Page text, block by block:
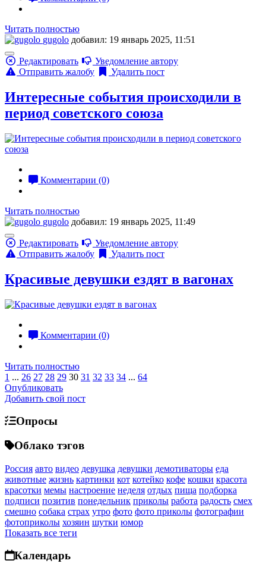
Читать полностью
gugolo добавил: 19 январь 2025, 11:51
Редактировать
Уведомление автору
Отправить жалобу
Удалить пост
Интересные события происходили в
период советского союза
Комментарии (0)
Читать полностью
gugolo добавил: 19 январь 2025, 11:49
Редактировать
Уведомление автору
Отправить жалобу
Удалить пост
Красивые девушки ездят в вагонах
Комментарии (0)
Читать полностью
1 ... 26 27 28 29 30 31 32 33 34 ... 64
Опубликовать
Добавить свой пост
Опросы
Облако тэгов
Россия авто видео девушка девушки демотиваторы еда
животные жизнь картинки кот котейко кофе кошки красота
красотки мемы настроение неделя отдых пища подборка
подписи позитив понедельник приколы работа радость смех
смешно собака страх утро фото фото приколы фотографии
фотоприколы хозяин шутки юмор
Показать все теги
Календарь